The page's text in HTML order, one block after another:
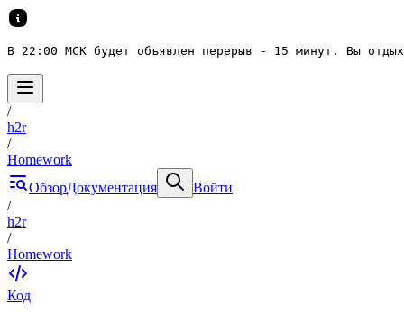
В 22:00 МСК будет объявлен перерыв - 15 минут. Вы
/
h2r
/
Homework
ОбзорДокументация
Войти
/
h2r
/
Homework
Код